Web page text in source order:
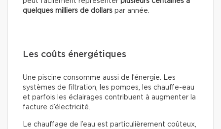
quelques milliers de dollars par année.
Les coûts énergétiques
Une piscine consomme aussi de l’énergie. Les
systèmes de filtration, les pompes, les chauffe-eau
et parfois les éclairages contribuent à augmenter la
facture d’électricité.
Le chauffage de l’eau est particulièrement coûteux,